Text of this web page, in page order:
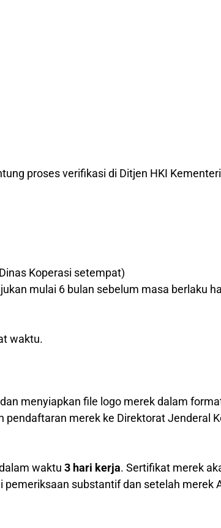
proses verifikasi di Ditjen HKI
Koperasi setempat)
mulai 6 bulan sebelum masa berlaku
waktu.
menyiapkan file logo merek dalam
merek ke Direktorat Jenderal
waktu 3 hari kerja. Sertifikat merek
substantif dan setelah merek